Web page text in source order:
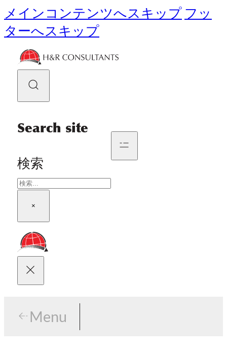
メインコンテンツへスキップ フッ
ターへスキップ
Search site
検索
×
Menu
Menu